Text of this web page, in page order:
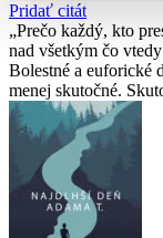
Pridať citát
Prečo každý, kto
nad všetkým čo
Bolestné a euforické
menej skutočné.